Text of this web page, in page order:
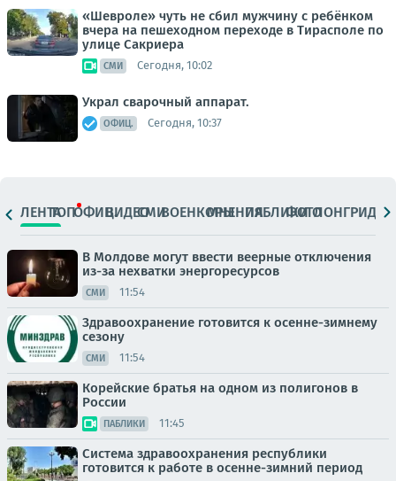
«Шевроле» чуть не сбил мужчину с ребёнком
вчера на пешеходном переходе в Тирасполе по
улице Сакриера
СМИ Сегодня, 10:02
Украл сварочный аппарат.
ОФИЦ. Сегодня, 10:37
ЛЕНТАТОПОФИЦ.ВИДЕОСМИВОЕНКОРЫМНЕНИЯПАБЛИКИ
ФОТОЛОНГРИДЫ
В Молдове могут ввести веерные отключения
из-за нехватки энергоресурсов
СМИ 11:54
Здравоохранение готовится к осенне-зимнему
сезону
СМИ 11:54
Корейские братья на одном из полигонов в
России
ПАБЛИКИ 11:45
Система здравоохранения республики
готовится к работе в осенне-зимний период